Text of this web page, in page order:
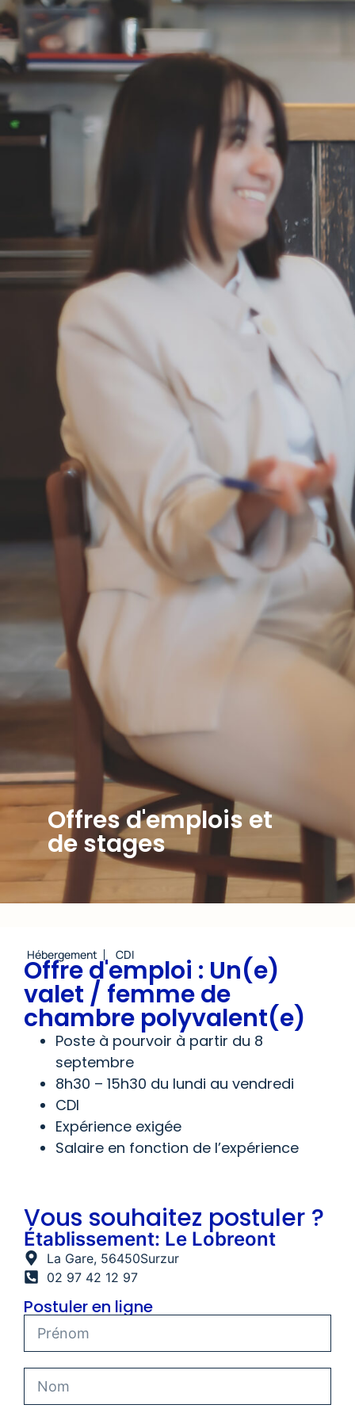
Offres d'emplois et
de stages
Hébergement CDI
Offre d'emploi : Un(e)
valet / femme de
chambre polyvalent(e)
Poste à pourvoir à partir du 8
septembre
8h30 – 15h30 du lundi au vendredi
CDI
Expérience exigée
Salaire en fonction de l’expérience
Vous souhaitez postuler ?
Établissement: Le Lobreont
La Gare, 56450Surzur
02 97 42 12 97
Postuler en ligne